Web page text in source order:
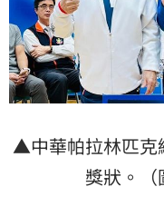
▲中華帕拉林匹克
獎狀。（